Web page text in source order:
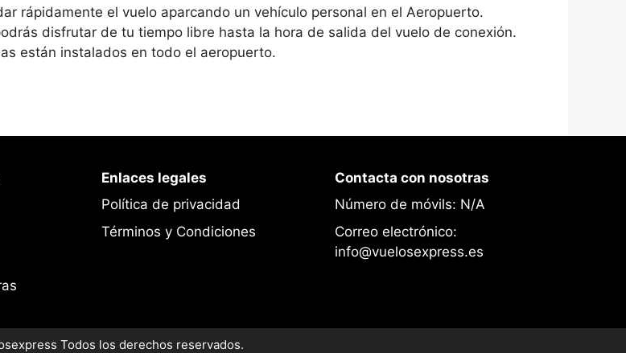
rápidamente el vuelo aparcando un vehículo personal en el Aeropuerto.
disfrutar de tu tiempo libre hasta la hora de salida del vuelo de conexión.
están instalados en todo el aeropuerto.
Enlaces legales
Política de privacidad
Términos y Condiciones
Contacta con nosotras
Número de móvils: N/A
Correo electrónico:
info@vuelosexpress.es
Todos los derechos reservados.